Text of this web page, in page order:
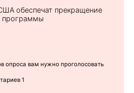
обеспечат прекращение
программы
опроса вам нужно проголосовать
1